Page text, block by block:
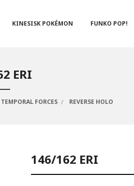
KINESISK POKÉMON FUNKO POP!
ERI
FORCES REVERSE HOLO
146/162 ERI